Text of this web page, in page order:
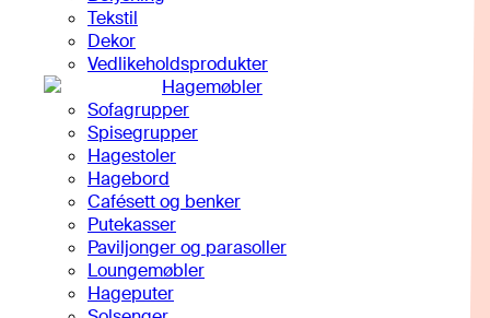
Tekstil
Dekor
Vedlikeholdsprodukter
Hagemøbler
Sofagrupper
Spisegrupper
Hagestoler
Hagebord
Cafésett og benker
Putekasser
Paviljonger og parasoller
Loungemøbler
Hageputer